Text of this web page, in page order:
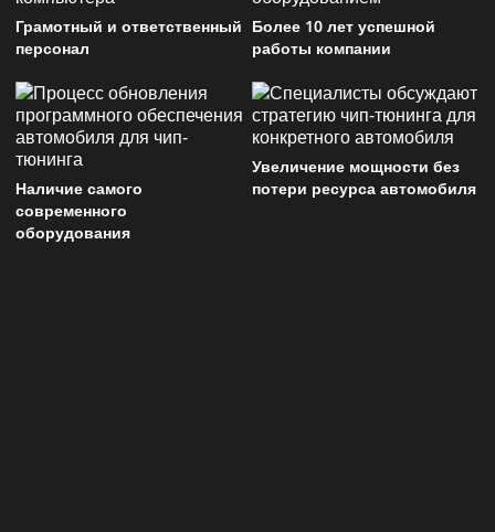
Грамотный и ответственный
персонал
Более 10 лет успешной
работы компании
Наличие самого
современного
оборудования
Увеличение мощности без
потери ресурса автомобиля